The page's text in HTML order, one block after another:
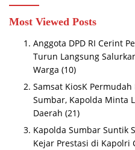
Most Viewed Posts
Anggota DPD RI Cerint
Turun Langsung
Warga (10)
Samsat KiosK
Sumbar, Kapolda Minta
Daerah (21)
Kapolda Sumbar Suntik
Kejar Prestasi di Kapolri